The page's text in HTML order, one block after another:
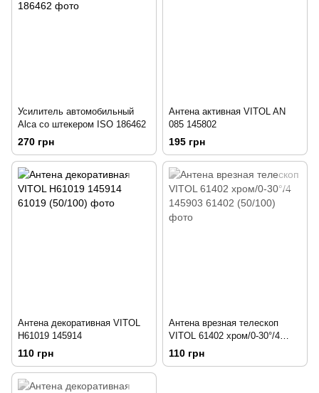
Усилитель автомобильный
Alca со штекером ISO 186462
270 грн
Антена активная VITOL AN
085 145802
195 грн
Антена декоративная VITOL
H61019 145914
110 грн
Антена врезная телескоп
VITOL 61402 хром/0-30°/4
145903
110 грн